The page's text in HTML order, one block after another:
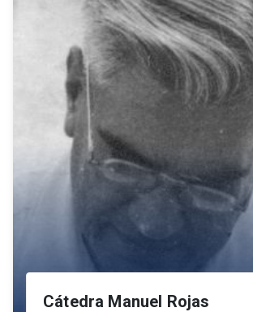
Cátedra Manuel Rojas